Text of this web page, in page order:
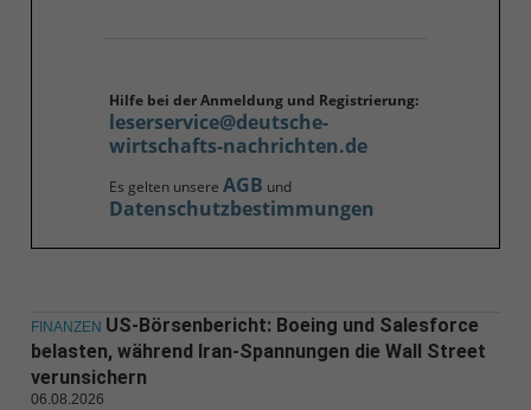
Hilfe bei der Anmeldung und Registrierung:
leserservice@deutsche-
wirtschafts-nachrichten.de
Es gelten unsere AGB und
Datenschutzbestimmungen
FINANZEN US-Börsenbericht: Boeing und Salesforce
belasten, während Iran-Spannungen die Wall Street
verunsichern
06.08.2026